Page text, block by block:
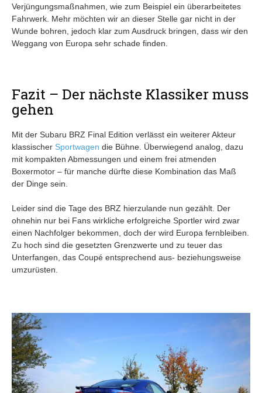
Verjüngungsmaßnahmen, wie zum Beispiel ein überarbeitetes
Fahrwerk. Mehr möchten wir an dieser Stelle gar nicht in der
Wunde bohren, jedoch klar zum Ausdruck bringen, dass wir den
Weggang von Europa sehr schade finden.
Fazit – Der nächste Klassiker muss
gehen
Mit der Subaru BRZ Final Edition verlässt ein weiterer Akteur
klassischer Sportwagen die Bühne. Überwiegend analog, dazu
mit kompakten Abmessungen und einem frei atmenden
Boxermotor – für manche dürfte diese Kombination das Maß
der Dinge sein.
Leider sind die Tage des BRZ hierzulande nun gezählt. Der
ohnehin nur bei Fans wirkliche erfolgreiche Sportler wird zwar
einen Nachfolger bekommen, doch der wird Europa fernbleiben.
Zu hoch sind die gesetzten Grenzwerte und zu teuer das
Unterfangen, das Coupé entsprechend aus- beziehungsweise
umzurüsten.